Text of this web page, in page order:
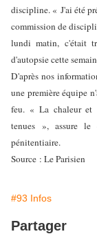
discipline. « J'ai été
commission de
lundi matin, c'était
d'autopsie cette
D'après nos
une première équipe
feu. « La chaleur et
tenues », assure le
pénitentiaire.
Source : Le Parisien
#93 Infos
Partager